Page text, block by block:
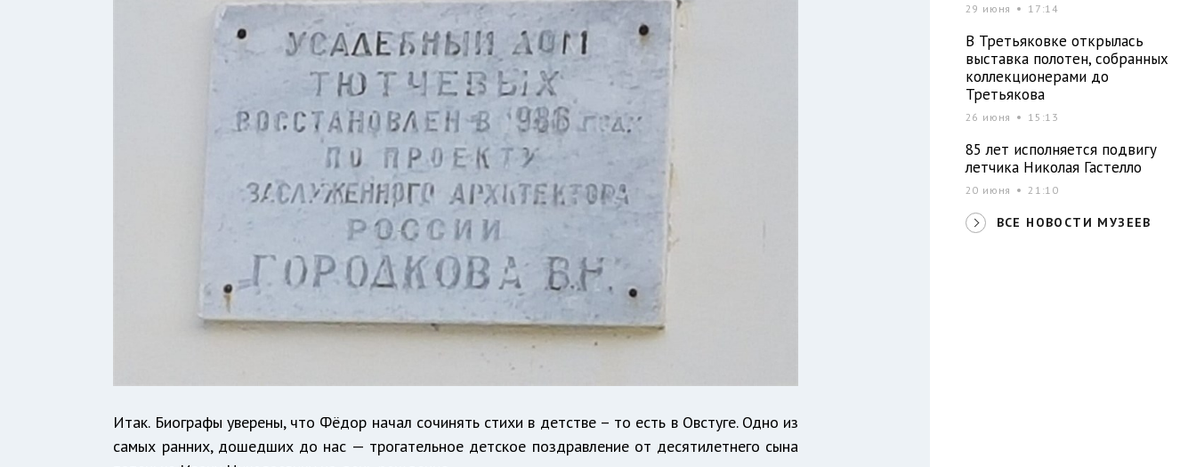
Итак. Биографы уверены, что Фёдор начал сочинять стихи в детстве – то есть в Овстуге. Одно из
самых ранних, дошедших до нас — трогательное детское поздравление от десятилетнего сына
29 июня 17:14
В Третьяковке открылась
выставка полотен, собранных
коллекционерами до
Третьякова
26 июня 15:13
85 лет исполняется подвигу
летчика Николая Гастелло
20 июня 21:10
ВСЕ НОВОСТИ МУЗЕЕВ